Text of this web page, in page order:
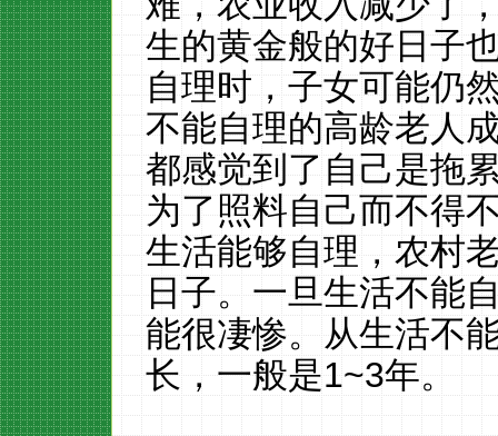
生的黄金般的好日子
自理时，子女可能仍
不能自理的高龄老人
都感觉到了自己是拖
为了照料自己而不得
生活能够自理，农村
日子。一旦生活不能
能很凄惨。从生活不
长，一般是1~3年。